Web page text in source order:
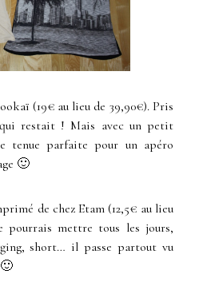
(19€ au lieu de 39,90€). Pris
restait ! Mais avec un petit
tenue parfaite pour un apéro
🙂
de chez Etam (12,5€ au lieu
pourrais mettre tous les jours,
short… il passe partout vu